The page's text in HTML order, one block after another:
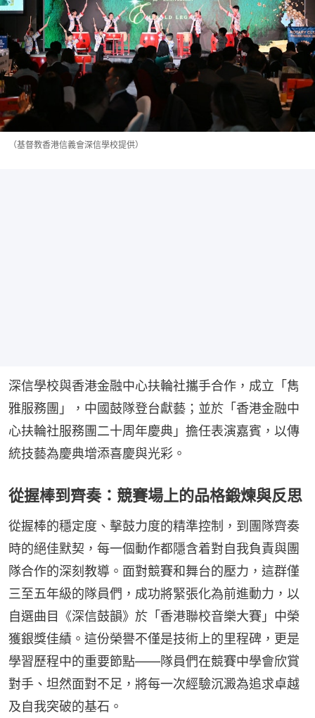
（基督教香港信義會深信學校提供）
深信學校與香港金融中心扶輪社攜手合作，成立「雋
雅服務團」，中國鼓隊登台獻藝；並於「香港金融中
心扶輪社服務團二十周年慶典」擔任表演嘉賓，以傳
統技藝為慶典增添喜慶與光彩。
從握棒到齊奏：競賽場上的品格鍛煉與反思
從握棒的穩定度、擊鼓力度的精準控制，到團隊齊奏
時的絕佳默契，每一個動作都隱含着對自我負責與團
隊合作的深刻教導。面對競賽和舞台的壓力，這群僅
三至五年級的隊員們，成功將緊張化為前進動力，以
自選曲目《深信鼓韻》於「香港聯校音樂大賽」中榮
獲銀獎佳績。這份榮譽不僅是技術上的里程碑，更是
學習歷程中的重要節點——隊員們在競賽中學會欣賞
對手、坦然面對不足，將每一次經驗沉澱為追求卓越
及自我突破的基石。